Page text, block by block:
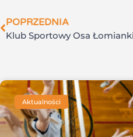
POPRZEDNIA
Klub Sportowy Osa
Aktualności